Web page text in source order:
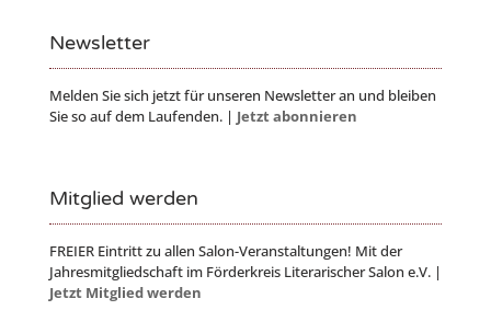
Newsletter
Melden Sie sich jetzt für unseren Newsletter an und bleiben
Sie so auf dem Laufenden. | Jetzt abonnieren
Mitglied werden
FREIER Eintritt zu allen Salon-Veranstaltungen! Mit der
Jahresmitgliedschaft im Förderkreis Literarischer Salon e.V. |
Jetzt Mitglied werden